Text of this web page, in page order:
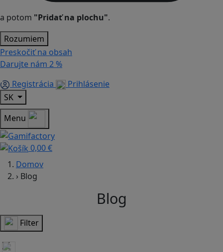
a potom "Pridať na plochu".
Rozumiem
Preskočiť na obsah
Darujte nám 2 %
Registrácia
Prihlásenie
SK
Menu
0,00 €
Domov
› Blog
Blog
Filter